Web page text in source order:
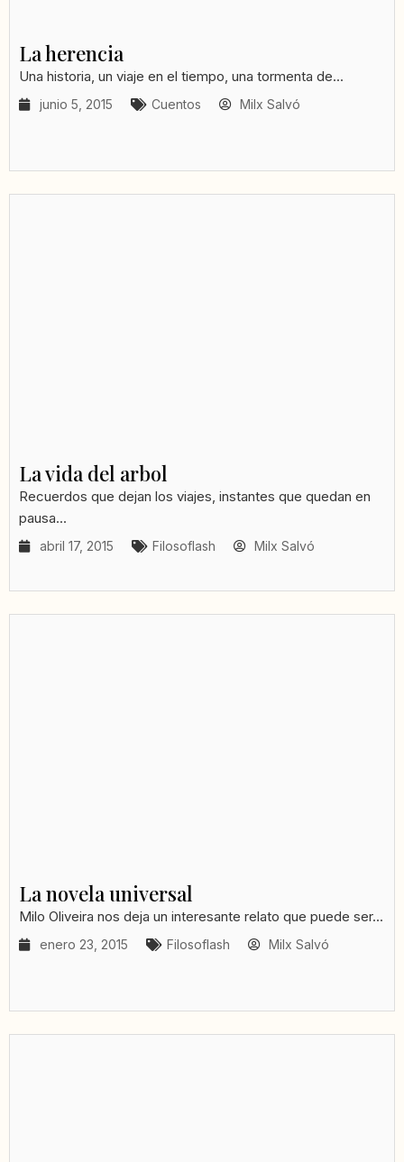
La herencia
Una historia, un viaje en el tiempo, una tormenta de...
junio 5, 2015 Cuentos Milx Salvó
La vida del arbol
Recuerdos que dejan los viajes, instantes que quedan en
pausa...
abril 17, 2015 Filosoflash Milx Salvó
La novela universal
Milo Oliveira nos deja un interesante relato que puede ser...
enero 23, 2015 Filosoflash Milx Salvó